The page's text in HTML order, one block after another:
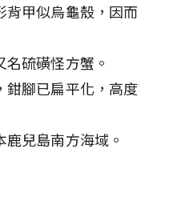
甲似烏龜殼，因而
硫磺怪方蟹。
腳已扁平化，高度
兒島南方海域。